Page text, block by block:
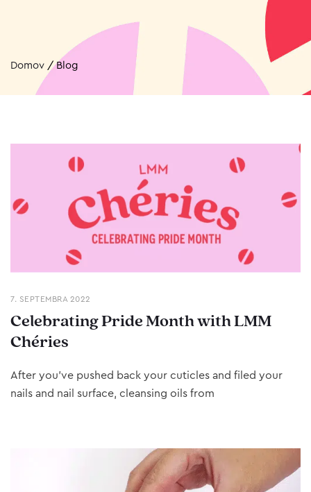
Domov /Blog
7. SEPTEMBRA 2022
Celebrating Pride Month with LMM
Chéries
After you’ve pushed back your cuticles and filed your
nails and nail surface, cleansing oils from